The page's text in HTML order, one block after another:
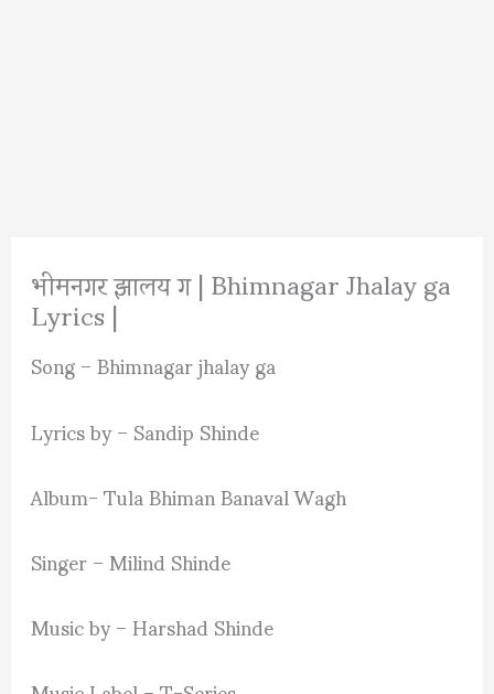
भीमनगर झालय ग | Bhimnagar Jhalay ga
Lyrics |
Song – Bhimnagar jhalay ga
Lyrics by – Sandip Shinde
Album- Tula Bhiman Banaval Wagh
Singer – Milind Shinde
Music by – Harshad Shinde